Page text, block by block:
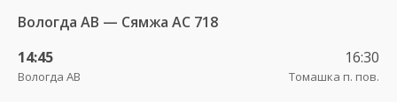
Вологда АВ — Сямжа АС 718
14:45
Вологда АВ
16:30
Томашка п. пов.